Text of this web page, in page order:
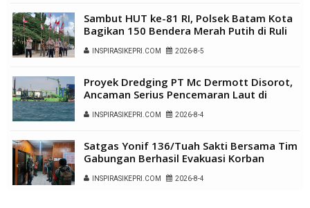
Sambut HUT ke-81 RI, Polsek Batam Kota
Bagikan 150 Bendera Merah Putih di Ruli
Kampung Belian Perpat
INSPIRASIKEPRI.COM 2026-8-5
Proyek Dredging PT Mc Dermott Disorot,
Ancaman Serius Pencemaran Laut di
INSPIRASIKEPRI.COM 2026-8-4
Satgas Yonif 136/Tuah Sakti Bersama Tim
Gabungan Berhasil Evakuasi Korban
Penembakan di Tolikara
INSPIRASIKEPRI.COM 2026-8-4